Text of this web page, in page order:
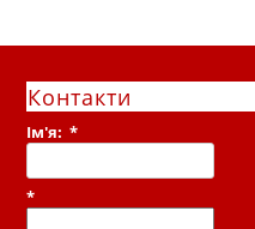
Контакти
Ім'я:*
*